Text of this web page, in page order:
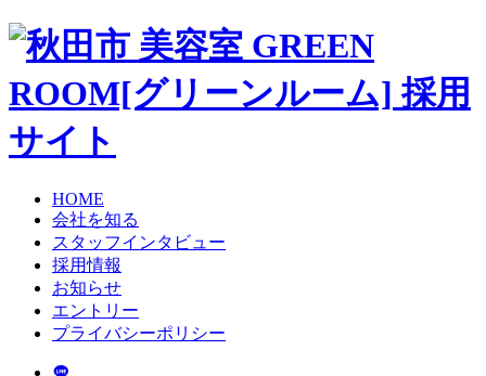
HOME
会社を知る
スタッフインタビュー
採用情報
お知らせ
エントリー
プライバシーポリシー